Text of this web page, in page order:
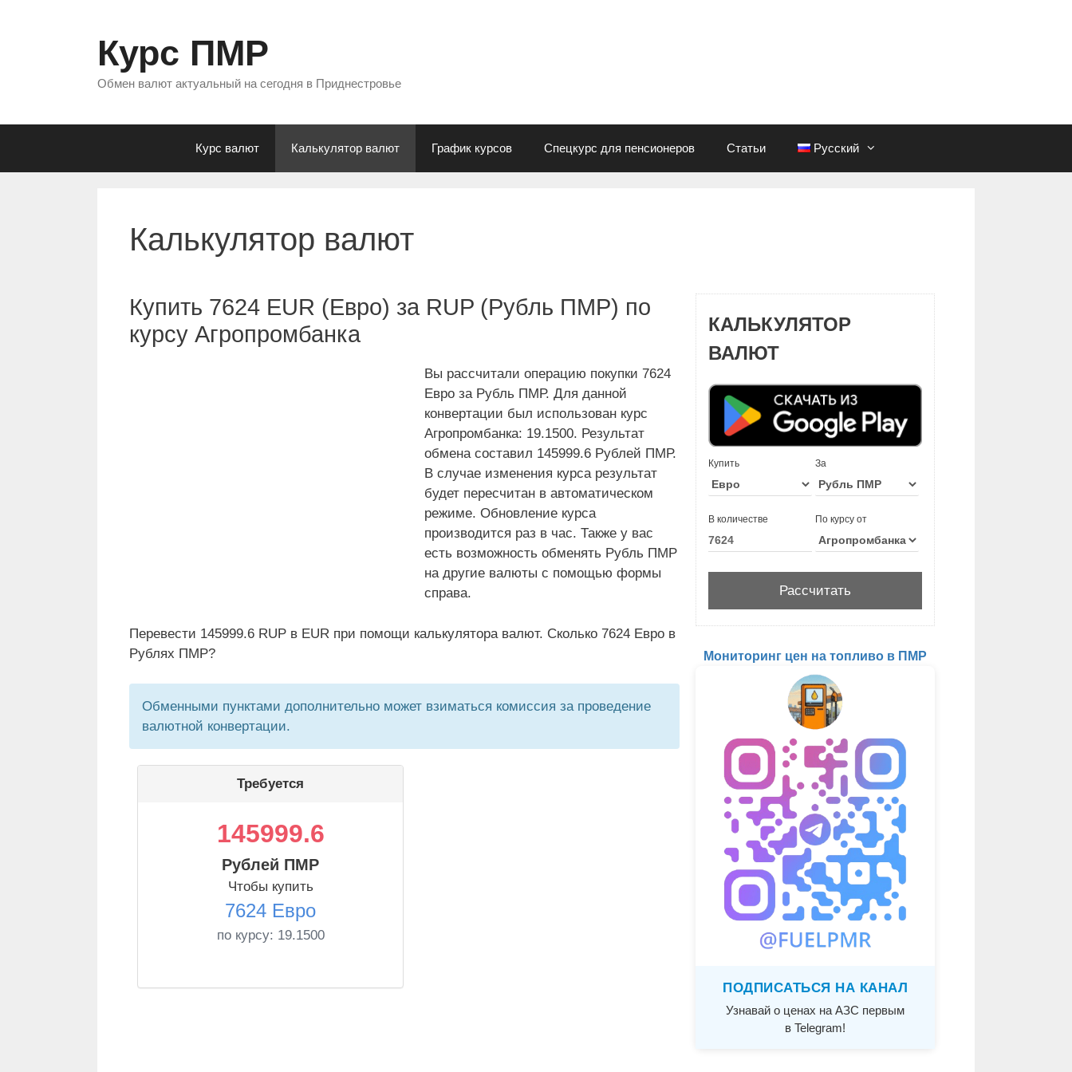
Курс ПМР
Обмен валют актуальный на сегодня в Приднестровье
Курс валют Калькулятор валют График курсов Спецкурс для пенсионеров Статьи Русский
Калькулятор валют
Купить 7624 EUR (Евро) за RUP (Рубль ПМР) по
курсу Агропромбанка
Вы рассчитали операцию покупки 7624
Евро за Рубль ПМР. Для данной
конвертации был использован курс
Агропромбанка: 19.1500. Результат
обмена составил 145999.6 Рублей ПМР.
В случае изменения курса результат
будет пересчитан в автоматическом
режиме. Обновление курса
производится раз в час. Также у вас
есть возможность обменять Рубль ПМР
на другие валюты с помощью формы
справа.
Перевести 145999.6 RUP в EUR при помощи калькулятора валют. Сколько 7624 Евро в
Рублях ПМР?
Обменными пунктами дополнительно может взиматься комиссия за проведение
валютной конвертации.
Требуется
145999.6
Рублей ПМР
Чтобы купить
7624 Евро
по курсу: 19.1500
КАЛЬКУЛЯТОР
ВАЛЮТ
Купить За
В количестве По курсу от
Мониторинг цен на топливо в ПМР
ПОДПИСАТЬСЯ НА КАНАЛ
Узнавай о ценах на АЗС первым
в Telegram!